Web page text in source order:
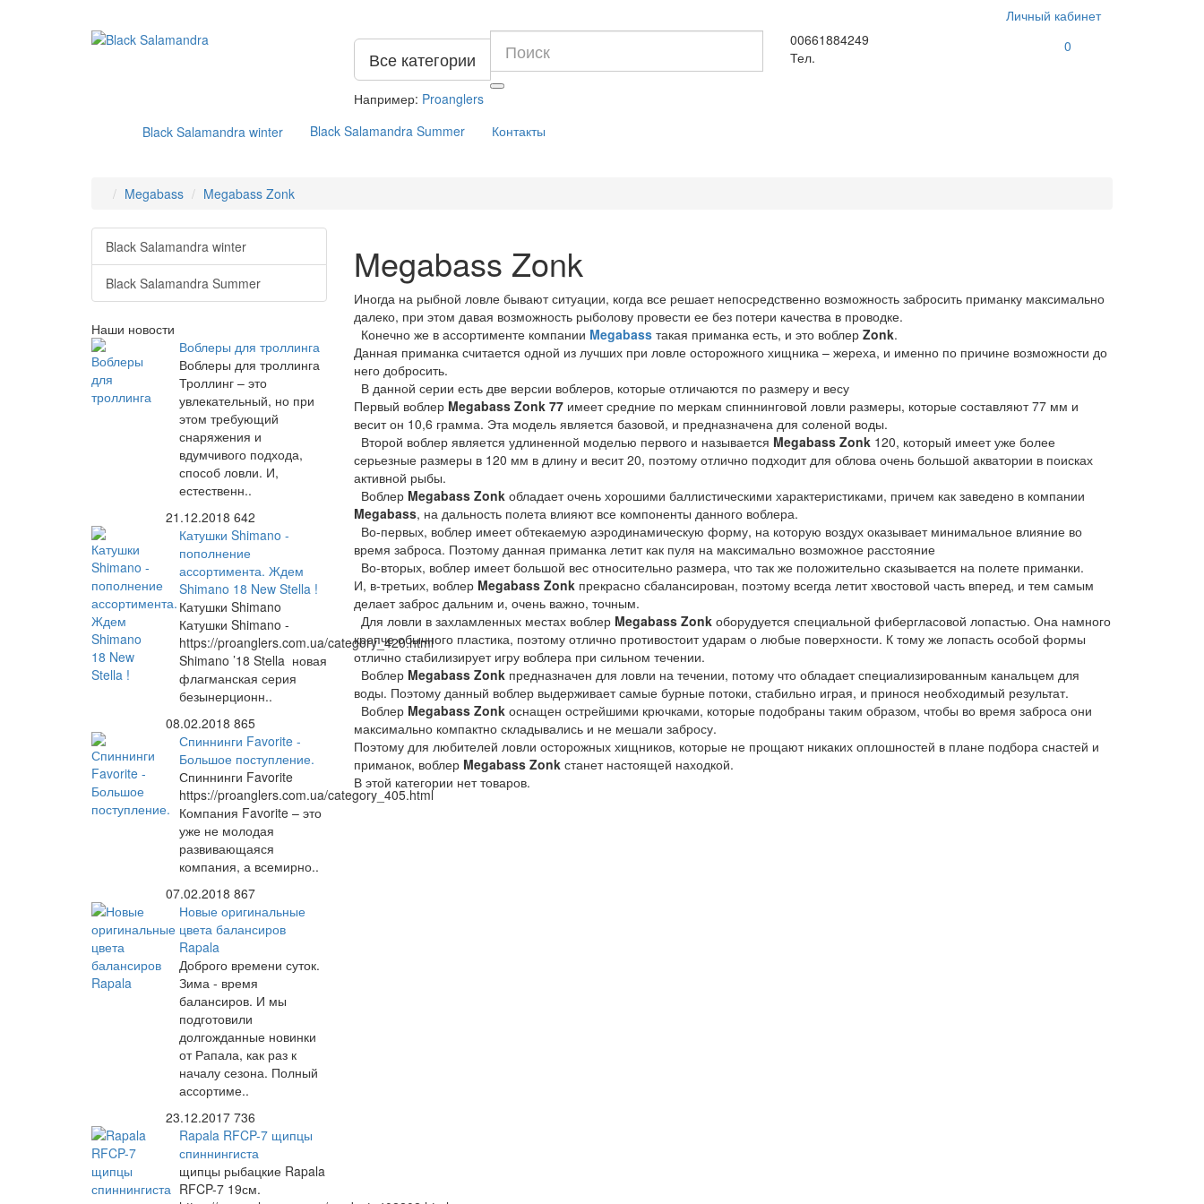
Личный кабинет
00661884249
Тел.
0
Все категории
Например: Proanglers
Black Salamandra winter
Black Salamandra Summer Контакты
Megabass Megabass Zonk
Black Salamandra winter
Black Salamandra Summer
Наши новости
Воблеры для троллинга
Воблеры для троллинга
Троллинг – это
увлекательный, но при
этом требующий
снаряжения и
вдумчивого подхода,
способ ловли. И,
естественн..
21.12.2018 642
Катушки Shimano -
пополнение
ассортимента. Ждем
Shimano 18 New Stella !
Катушки Shimano
Катушки Shimano -
https://proanglers.com.ua/category_420.html
Shimano ’18 Stella новая
флагманская серия
безынерционн..
08.02.2018 865
Спиннинги Favorite -
Большое поступление.
Спиннинги Favorite
https://proanglers.com.ua/category_405.html
Компания Favorite – это
уже не молодая
развивающаяся
компания, а всемирно..
07.02.2018 867
Новые оригинальные
цвета балансиров
Rapala
Доброго времени суток.
Зима - время
балансиров. И мы
подготовили
долгожданные новинки
от Рапала, как раз к
началу сезона. Полный
ассортиме..
23.12.2017 736
Rapala RFCP-7 щипцы
спиннингиста
щипцы рыбацкие Rapala
RFCP-7 19см.
Megabass Zonk
Иногда на рыбной ловле бывают ситуации, когда все решает непосредственно возможность забросить приманку максимально
далеко, при этом давая возможность рыболову провести ее без потери качества в проводке.
Конечно же в ассортименте компании Megabass такая приманка есть, и это воблер Zonk.
Данная приманка считается одной из лучших при ловле осторожного хищника – жереха, и именно по причине возможности до
него добросить.
В данной серии есть две версии воблеров, которые отличаются по размеру и весу
Первый воблер Megabass Zonk 77 имеет средние по меркам спиннинговой ловли размеры, которые составляют 77 мм и
весит он 10,6 грамма. Эта модель является базовой, и предназначена для соленой воды.
Второй воблер является удлиненной моделью первого и называется Megabass Zonk 120, который имеет уже более
серьезные размеры в 120 мм в длину и весит 20, поэтому отлично подходит для облова очень большой акватории в поисках
активной рыбы.
Воблер Megabass Zonkобладает очень хорошими баллистическими характеристиками, причем как заведено в компании
Megabass, на дальность полета влияют все компоненты данного воблера.
Во-первых, воблер имеет обтекаемую аэродинамическую форму, на которую воздух оказывает минимальное влияние во
время заброса. Поэтому данная приманка летит как пуля на максимально возможное расстояние
Во-вторых, воблер имеет большой вес относительно размера, что так же положительно сказывается на полете приманки.
И, в-третьих, воблер Megabass Zonk прекрасно сбалансирован, поэтому всегда летит хвостовой часть вперед, и тем самым
делает заброс дальним и, очень важно, точным.
Для ловли в захламленных местах воблер Megabass Zonkоборудуется специальной фибергласовой лопастью. Она намного
крепче обычного пластика, поэтому отлично противостоит ударам о любые поверхности. К тому же лопасть особой формы
отлично стабилизирует игру воблера при сильном течении.
Воблер Megabass Zonk предназначен для ловли на течении, потому что обладает специализированным канальцем для
воды. Поэтому данный воблер выдерживает самые бурные потоки, стабильно играя, и принося необходимый результат.
Воблер Megabass Zonk оснащен острейшими крючками, которые подобраны таким образом, чтобы во время заброса они
максимально компактно складывались и не мешали забросу.
Поэтому для любителей ловли осторожных хищников, которые не прощают никаких оплошностей в плане подбора снастей и
приманок, воблер Megabass Zonkстанет настоящей находкой.
В этой категории нет товаров.